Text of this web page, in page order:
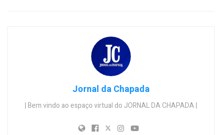
Jornal da Chapada
| Bem vindo ao espaço virtual do JORNAL DA CHAPADA |